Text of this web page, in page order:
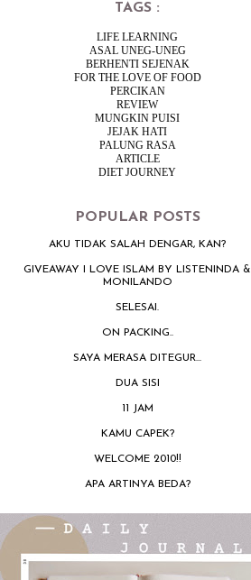
TAGS :
LIFE LEARNING
ASAL UNEG-UNEG
BERHENTI SEJENAK
FOR THE LOVE OF FOOD
PERCIKAN
REVIEW
MUNGKIN PUISI
JEJAK HATI
PALUNG RASA
ARTICLE
DIET JOURNEY
POPULAR POSTS
AKU TIDAK SALAH DENGAR, KAN?
GIVEAWAY I LOVE ISLAM BY LISTENINDA &
MONILANDO
SELESAI.
ON PACKING..
SAYA MERASA DITEGUR...
DUA SISI
11 JAM
KAMU CAPEK?
WELCOME 2010!!
APA ARTINYA BEDA?